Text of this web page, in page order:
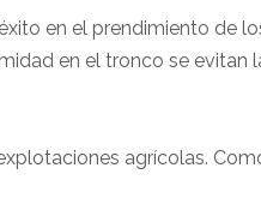
en el prendimiento de
en el tronco se evitan
agrícolas.